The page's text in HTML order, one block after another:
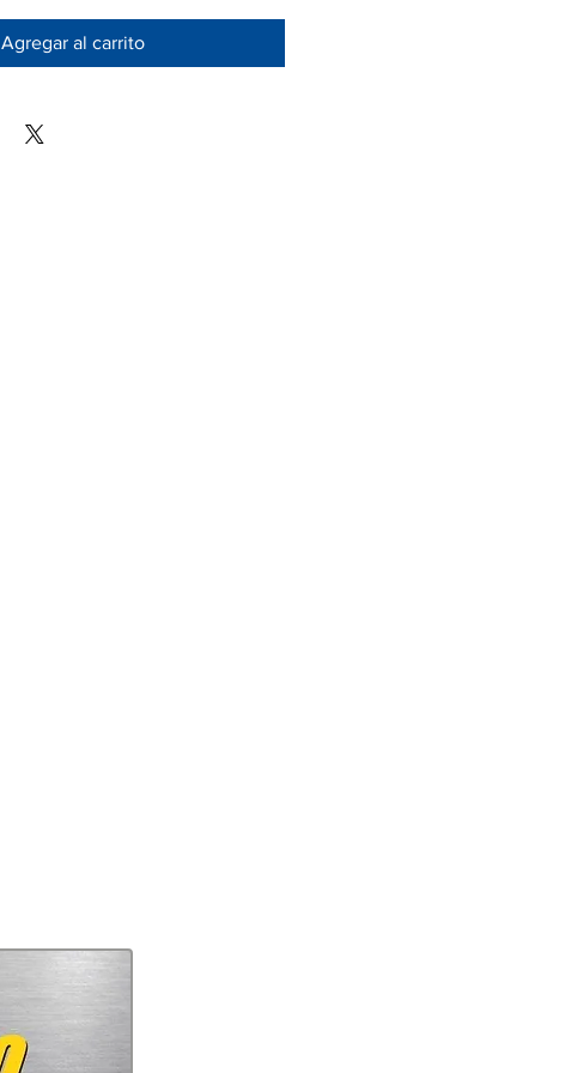
Agregar al carrito